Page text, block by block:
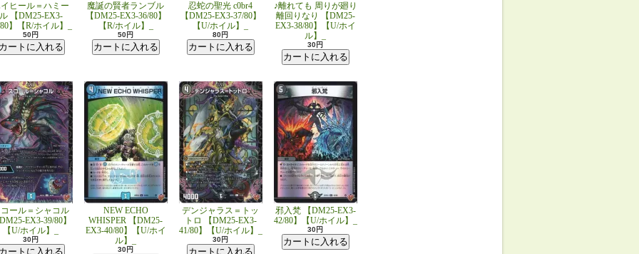
ヒール＝ハミー
【DM25-EX3-
】【R/ホイル】_
50円
魔誕の賢者ランブル
【DM25-EX3-36/80】
【R/ホイル】_
50円
忍蛇の聖光 c0br4
【DM25-EX3-37/80】
【U/ホイル】_
80円
♪離れても 周りが廻り
離回りなり 【DM25-
EX3-38/80】【U/ホイ
ル】_
30円
ール＝シャコル
EX3-39/80】
【U/ホイル】_
30円
NEW ECHO
WHISPER 【DM25-
EX3-40/80】【U/ホイ
ル】_
30円
デンジャラス＝トッ
トロ 【DM25-EX3-
41/80】【U/ホイル】_
30円
邪入梵 【DM25-EX3-
42/80】【U/ホイル】_
30円